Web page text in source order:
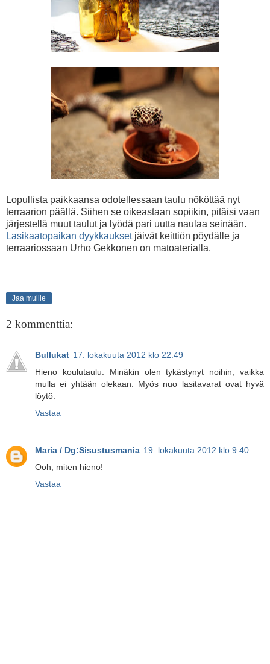
Lopullista paikkaansa odotellessaan taulu nököttää nyt
terraarion päällä. Siihen se oikeastaan sopiikin, pitäisi vaan
järjestellä muut taulut ja lyödä pari uutta naulaa seinään.
Lasikaatopaikan dyykkauksetjäivät keittiön pöydälle ja
terraariossaan Urho Gekkonen on matoaterialla.
Jaa muille
2 kommenttia:
Bullukat 17. lokakuuta 2012 klo 22.49
Hieno koulutaulu. Minäkin olen tykästynyt noihin, vaikka
mulla ei yhtään olekaan. Myös nuo lasitavarat ovat hyvä
löytö.
Vastaa
Maria / Dg:Sisustusmania 19. lokakuuta 2012 klo 9.40
Ooh, miten hieno!
Vastaa